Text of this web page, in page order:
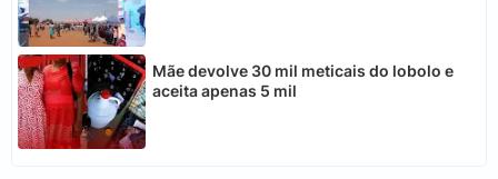
Mãe devolve 30 mil meticais do lobolo e
aceita apenas 5 mil